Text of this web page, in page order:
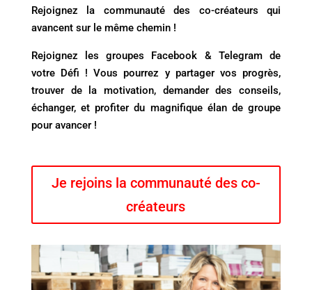
Rejoignez la communauté des co-créateurs qui
avancent sur le même chemin !
Rejoignez les groupes Facebook & Telegram de
votre Défi ! Vous pourrez y partager vos progrès,
trouver de la motivation, demander des conseils,
échanger, et profiter du magnifique élan de groupe
pour avancer !
Je rejoins la communauté des co-
créateurs